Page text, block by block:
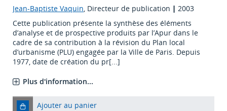
Jean-Baptiste Vaquin, Directeur de publication | 2003
Cette publication présente la synthèse des éléments
d’analyse et de prospective produits par l’Apur dans le
cadre de sa contribution à la révision du Plan local
d’urbanisme (PLU) engagée par la Ville de Paris. Depuis
1977, date de création du pr[...]
Plus d'information...
Ajouter au panier